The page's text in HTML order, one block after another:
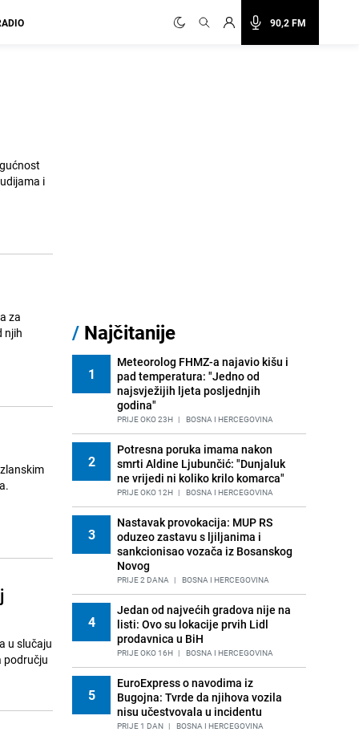
90,2 FM
i
njih
u slučaju
području
/ Najčitanije
1
Meteorolog FHMZ-a najavio kišu i
pad temperatura: "Jedno od
najsvježijih ljeta posljednjih
godina"
PRIJE OKO 23H | BOSNA I HERCEGOVINA
2
Potresna poruka imama nakon
smrti Aldine Ljubunčić: "Dunjaluk
ne vrijedi ni koliko krilo komarca"
PRIJE OKO 12H | BOSNA I HERCEGOVINA
3
Nastavak provokacija: MUP RS
oduzeo zastavu s ljiljanima i
sankcionisao vozača iz Bosanskog
Novog
PRIJE 2 DANA | BOSNA I HERCEGOVINA
4
Jedan od najvećih gradova nije na
listi: Ovo su lokacije prvih Lidl
prodavnica u BiH
PRIJE OKO 16H | BOSNA I HERCEGOVINA
5
EuroExpress o navodima iz
Bugojna: Tvrde da njihova vozila
nisu učestvovala u incidentu
PRIJE 1 DAN | BOSNA I HERCEGOVINA